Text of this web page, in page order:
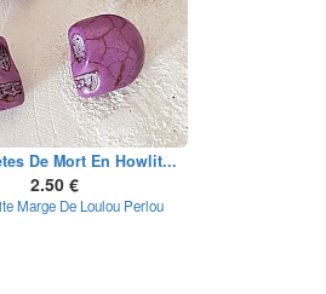
De Mort En Howlit...
2.50 €
Marge De Loulou Perlou